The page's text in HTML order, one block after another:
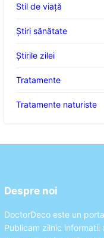
Stil de viaţă
Ştiri sănătate
Știrile zilei
Tratamente
Tratamente naturiste
Despre noi
DoctorDeco este un
Publicam zilnic